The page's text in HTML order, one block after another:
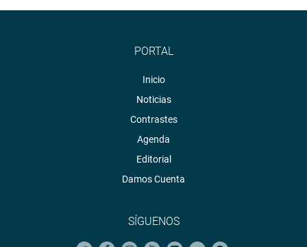
PORTAL
Inicio
Noticias
Contrastes
Agenda
Editorial
Damos Cuenta
SÍGUENOS